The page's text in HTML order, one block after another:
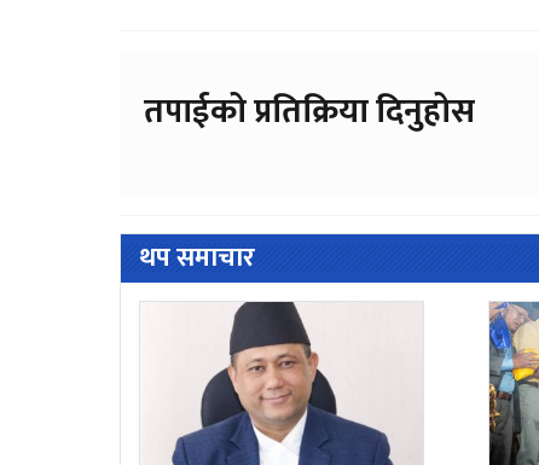
तपाईको प्रतिक्रिया दिनुहोस
थप समाचार